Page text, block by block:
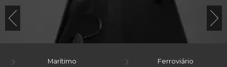
Marítimo Ferroviário